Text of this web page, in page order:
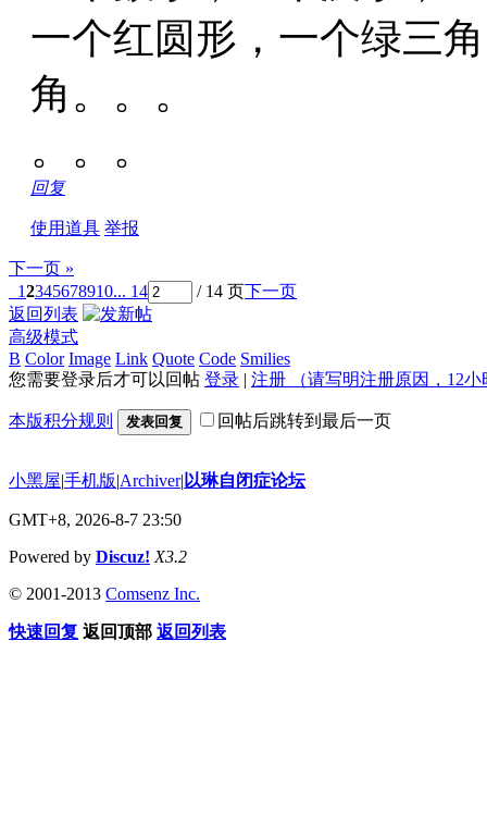
一个红圆形，一个绿三
角。。。
。。。
回复
使用道具 举报
下一页 »
12345678910... 14 / 14 页下一页
返回列表
高级模式
B Color Image Link Quote Code Smilies
您需要登录后才可以回帖 登录 | 注册 （请写明注册原因，12
本版积分规则 发表回复 回帖后跳转到最后一页
小黑屋|手机版|Archiver| 以琳自闭症论坛
GMT+8, 2026-8-7 23:50
Powered by Discuz! X3.2
© 2001-2013 Comsenz Inc.
快速回复 返回顶部 返回列表